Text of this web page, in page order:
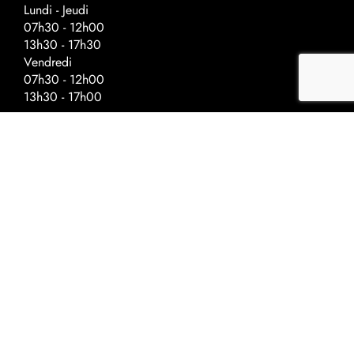
Lundi - Jeudi
07h30 - 12h00
13h30 - 17h30
Vendredi
07h30 - 12h00
13h30 - 17h00